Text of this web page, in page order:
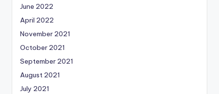
June 2022
April 2022
November 2021
October 2021
September 2021
August 2021
July 2021